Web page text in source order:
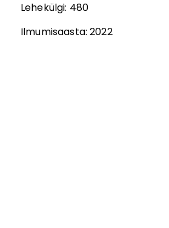
Lehekülgi: 480
Ilmumisaasta:2022